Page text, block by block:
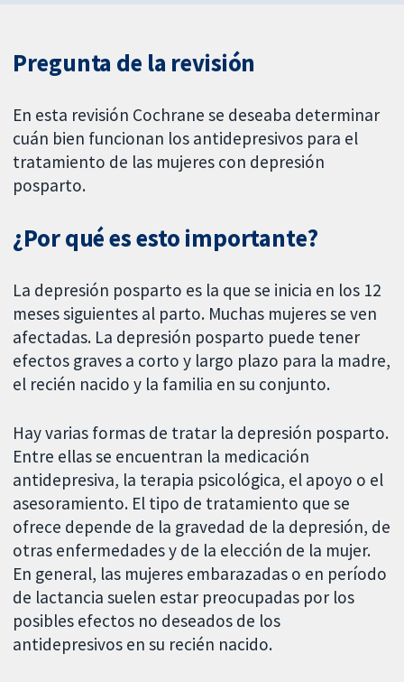
Pregunta de la revisión
En esta revisión Cochrane se deseaba determinar
cuán bien funcionan los antidepresivos para el
tratamiento de las mujeres con depresión
posparto.
¿Por qué es esto importante?
La depresión posparto es la que se inicia en los 12
meses siguientes al parto. Muchas mujeres se ven
afectadas. La depresión posparto puede tener
efectos graves a corto y largo plazo para la madre,
el recién nacido y la familia en su conjunto.
Hay varias formas de tratar la depresión posparto.
Entre ellas se encuentran la medicación
antidepresiva, la terapia psicológica, el apoyo o el
asesoramiento. El tipo de tratamiento que se
ofrece depende de la gravedad de la depresión, de
otras enfermedades y de la elección de la mujer.
En general, las mujeres embarazadas o en período
de lactancia suelen estar preocupadas por los
posibles efectos no deseados de los
antidepresivos en su recién nacido.